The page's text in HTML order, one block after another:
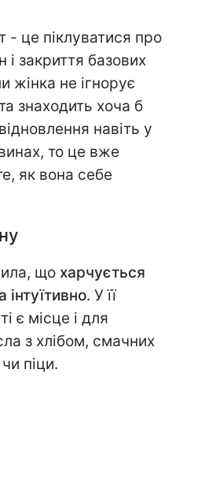
- це піклуватися про
і закриття базових
жінка не ігнорує
знаходить хоча б
навіть у
то це вже
як вона себе
що харчується
інтуїтивно. У її
є місце і для
з хлібом, смачних
піци.